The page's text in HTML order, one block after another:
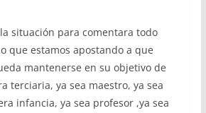
situación para comentara todo
que estamos apostando a que
mantenerse en su objetivo de
terciaria, ya sea maestro, ya sea
infancia, ya sea profesor ,ya sea